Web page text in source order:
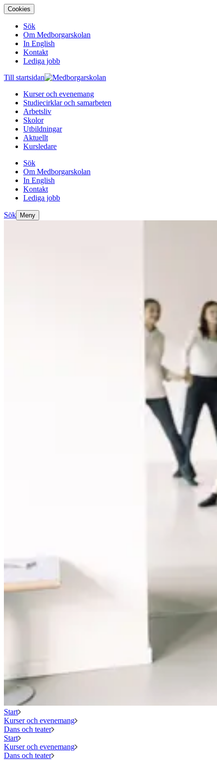
Cookies
Sök
Om Medborgarskolan
In English
Kontakt
Lediga jobb
Till startsidan
Kurser och evenemang
Studiecirklar och samarbeten
Arbetsliv
Skolor
Utbildningar
Aktuellt
Kursledare
Sök
Om Medborgarskolan
In English
Kontakt
Lediga jobb
Sök Meny
Start
Kurser och evenemang
Dans och teater
Start
Kurser och evenemang
Dans och teater